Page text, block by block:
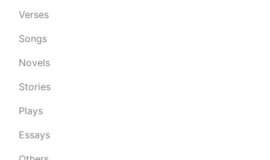
Verses
Songs
Novels
Stories
Plays
Essays